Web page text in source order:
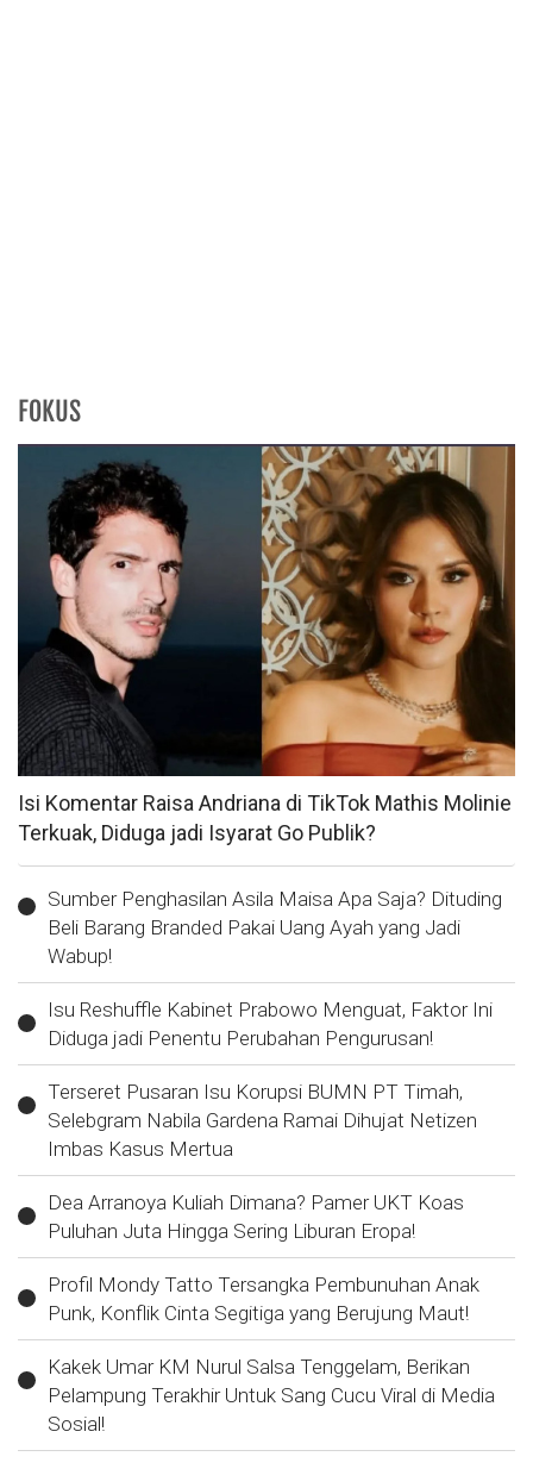
FOKUS
Isi Komentar Raisa Andriana di TikTok Mathis Molinie
Terkuak, Diduga jadi Isyarat Go Publik?
Sumber Penghasilan Asila Maisa Apa Saja? Dituding
Beli Barang Branded Pakai Uang Ayah yang Jadi
Wabup!
Isu Reshuffle Kabinet Prabowo Menguat, Faktor Ini
Diduga jadi Penentu Perubahan Pengurusan!
Terseret Pusaran Isu Korupsi BUMN PT Timah,
Selebgram Nabila Gardena Ramai Dihujat Netizen
Imbas Kasus Mertua
Dea Arranoya Kuliah Dimana? Pamer UKT Koas
Puluhan Juta Hingga Sering Liburan Eropa!
Profil Mondy Tatto Tersangka Pembunuhan Anak
Punk, Konflik Cinta Segitiga yang Berujung Maut!
Kakek Umar KM Nurul Salsa Tenggelam, Berikan
Pelampung Terakhir Untuk Sang Cucu Viral di Media
Sosial!